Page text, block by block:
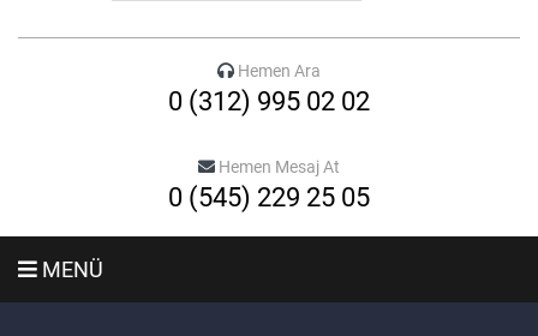
Hemen Ara
0 (312) 995 02 02
Hemen Mesaj At
0 (545) 229 25 05
MENÜ